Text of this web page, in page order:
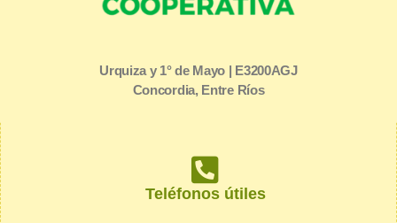
Urquiza y 1° de Mayo | E3200AGJ
Concordia, Entre Ríos
Teléfonos útiles